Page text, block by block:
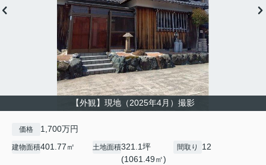
【外観】現地（2025年4月）撮影
価格 1,700万円
建物面積401.77㎡ 土地面積321.1坪
(1061.49㎡)
間取り 12